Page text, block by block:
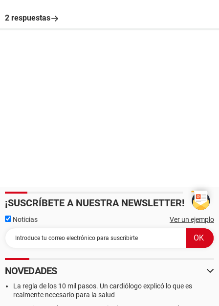
2 respuestas
¡SUSCRÍBETE A NUESTRA NEWSLETTER!
Noticias Ver un ejemplo
NOVEDADES
La regla de los 10 mil pasos. Un cardiólogo explicó lo que es
realmente necesario para la salud